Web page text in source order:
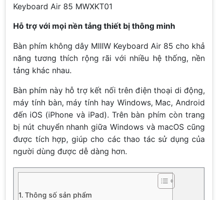
Keyboard Air 85 MWXKT01
Hỗ trợ với mọi nền tảng thiết bị thông minh
Bàn phím không dây MIIIW Keyboard Air 85 cho khả
năng tương thích rộng rãi với nhiều hệ thống, nền
tảng khác nhau.
Bàn phím này hỗ trợ kết nối trên điện thoại di động,
máy tính bàn, máy tính hay Windows, Mac, Android
đến iOS (iPhone và iPad). Trên bàn phím còn trang
bị nút chuyển nhanh giữa Windows và macOS cũng
được tích hợp, giúp cho các thao tác sử dụng của
người dùng được dễ dàng hơn.
Thông số sản phẩm